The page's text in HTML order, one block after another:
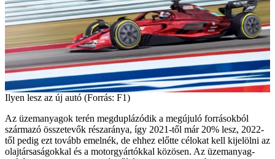
Ilyen lesz az új autó (Forrás: F1)
Az üzemanyagok terén megduplázódik a megújuló forrásokból
származó összetevők részaránya, így 2021-től már 20% lesz, 2022-
től pedig ezt tovább emelnék, de ehhez előtte célokat kell kijelölni az
olajtársaságokkal és a motorgyártókkal közösen. Az üzemanyag-